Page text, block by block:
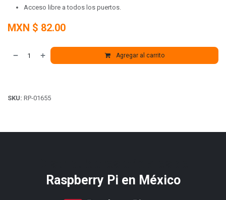
Acceso libre a todos los puertos.
MXN $ 82.00
Agregar al carrito
SKU: RP-01655
Raspberry Pi​ en México